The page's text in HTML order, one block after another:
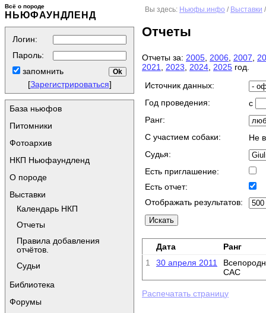
Всё о породе
НЬЮФАУНДЛЕНД
Логин:
Пароль:
запомнить
[Зарегистрироваться]
База ньюфов
Питомники
Фотоархив
НКП Ньюфаундленд
О породе
Выставки
Календарь НКП
Отчеты
Правила добавления
отчётов.
Судьи
Библиотека
Форумы
Вы здесь: Ньюфы.инфо / Выставки
Отчеты
Отчеты за: 2005 2006 2007
2021
2023 2024 2025 год.
Источник данных:
Год проведения:
с
Ранг:
C участием собаки:
Не
Судья:
Есть приглашение:
Есть отчет:
Отображать результатов:
Дата
Ранг
1
30 апреля 2011
CAC
Распечатать страницу